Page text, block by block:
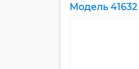
Модель 41632